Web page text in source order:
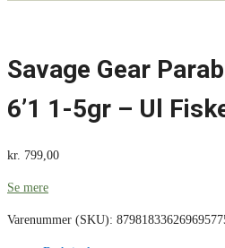
Savage Gear
6’1 1-5gr – Ul
kr. 799,00
Se mere
Varenummer (SKU):